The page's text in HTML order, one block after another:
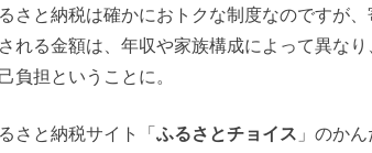
さと納税は確かにおトクな制度なのですが
れる金額は、年収や家族構成によって異な
負担ということに。
さと納税サイト「ふるさとチョイス 」のか